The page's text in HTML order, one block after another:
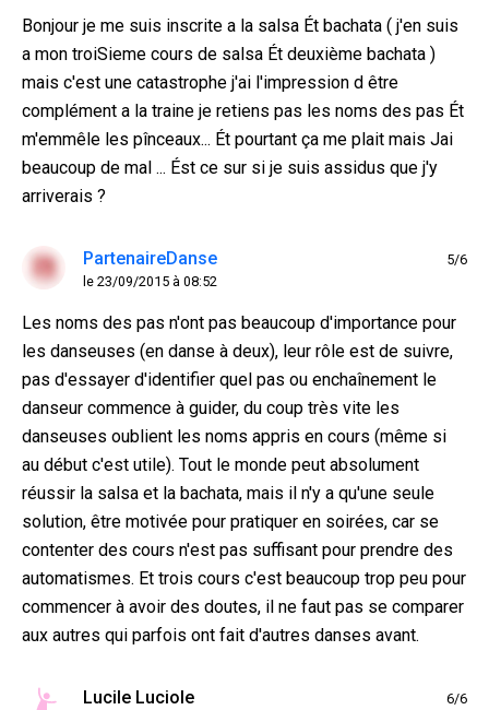
Bonjour je me suis inscrite a la salsa Ét bachata ( j'en suis
a mon troiSieme cours de salsa Ét deuxième bachata )
mais c'est une catastrophe j'ai l'impression d être
complément a la traine je retiens pas les noms des pas Ét
m'emmêle les pînceaux... Ét pourtant ça me plait mais Jai
beaucoup de mal ... Ést ce sur si je suis assidus que j'y
arriverais ?
PartenaireDanse
le 23/09/2015 à 08:52
5/6
Les noms des pas n'ont pas beaucoup d'importance pour
les danseuses (en danse à deux), leur rôle est de suivre,
pas d'essayer d'identifier quel pas ou enchaînement le
danseur commence à guider, du coup très vite les
danseuses oublient les noms appris en cours (même si
au début c'est utile). Tout le monde peut absolument
réussir la salsa et la bachata, mais il n'y a qu'une seule
solution, être motivée pour pratiquer en soirées, car se
contenter des cours n'est pas suffisant pour prendre des
automatismes. Et trois cours c'est beaucoup trop peu pour
commencer à avoir des doutes, il ne faut pas se comparer
aux autres qui parfois ont fait d'autres danses avant.
Lucile Luciole 6/6